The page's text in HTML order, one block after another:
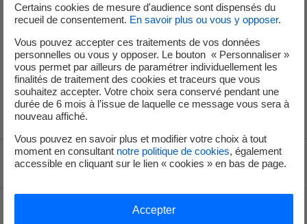
énergétiques tout en garantissant votre confort.
professionnels, à votre disposition pour vous conseiller et
garantir la qualité de la pose.
Voir le fil d'ariane
Haut de page
Certains cookies de mesure d'audience sont dispensés du
recueil de consentement. En savoir plus ou vous y opposer.
Vous pouvez accepter ces traitements de vos données
personnelles ou vous y opposer. Le bouton « Personnaliser »
vous permet par ailleurs de paramétrer individuellement les
finalités de traitement des cookies et traceurs que vous
souhaitez accepter. Votre choix sera conservé pendant une
durée de 6 mois à l’issue de laquelle ce message vous sera à
nouveau affiché.
Vous pouvez en savoir plus et modifier votre choix à tout
moment en consultant notre politique de cookies, également
accessible en cliquant sur le lien « cookies » en bas de page.
Accepter